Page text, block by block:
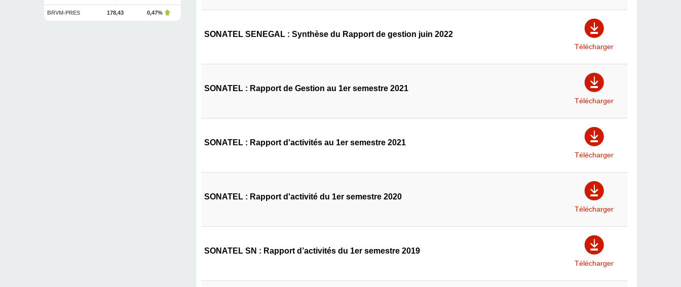
BRVM-PRES 178,43 0,47%
SONATEL SENEGAL : Synthèse du Rapport de gestion juin 2022
Télécharger
SONATEL : Rapport de Gestion au 1er semestre 2021
Télécharger
SONATEL : Rapport d'activités au 1er semestre 2021
Télécharger
SONATEL : Rapport d'activité du 1er semestre 2020
Télécharger
SONATEL SN : Rapport d’activités du 1er semestre 2019
Télécharger